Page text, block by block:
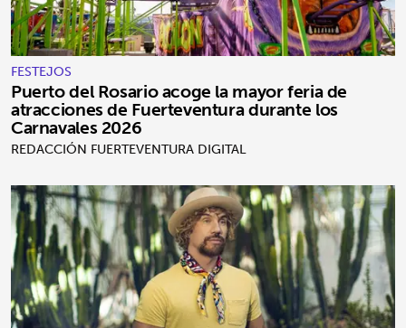
FESTEJOS
Puerto del Rosario acoge la mayor feria de
atracciones de Fuerteventura durante los
Carnavales 2026
REDACCIÓN FUERTEVENTURA DIGITAL